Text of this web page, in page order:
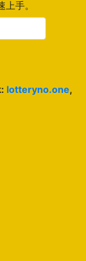
手。
lotteryno.one,